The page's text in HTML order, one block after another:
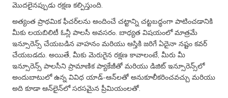
మొదలైనప్పుడు రక్షణ కల్పిస్తుంది.
అత్యంత ప్రాథమిక ఫీచర్‌లను అందించే చట్టాన్ని చట్టబద్ధంగా పాటించడానికి
మీకు లయబిలిటీ ఓన్లీ పాలసీ అవసరం. బాధ్యత విషయంలో మాత్రమే
ఇన్సూరెన్స్ చేయబడిన వాహనం మరియు ఆస్తికి జరిగే ఏదైనా నష్టం కవర్
చేయబడదు. అయితే, మీకు మెరుగైన రక్షణ కావాలంటే, మీరు మీ
ఇన్సూరెన్స్ పాలసీని ప్రామాణిక ప్యాకేజీతో మరియు డిజిట్ ఇన్సూరెన్స్‌లో
అందుబాటులో ఉన్న వివిధ యాడ్-ఆన్‌లతో అనుకూలీకరించవచ్చు మరియు
అది కూడా ఆన్‌లైన్‌లో సరసమైన ప్రీమియంలతో.